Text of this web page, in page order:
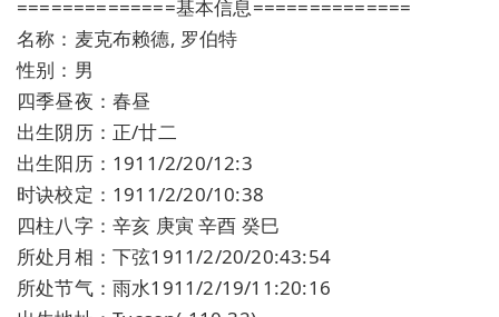
==============基本信息==============
名称：麦克布赖德, 罗伯特
性别：男
四季昼夜：春昼
出生阴历：正/廿二
出生阳历：1911/2/20/12:3
时诀校定：1911/2/20/10:38
四柱八字：辛亥 庚寅 辛酉 癸巳
所处月相：下弦1911/2/20/20:43:54
所处节气：雨水1911/2/19/11:20:16